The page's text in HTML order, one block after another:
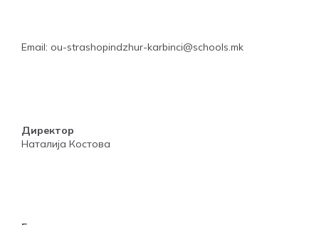
Email: ou-strashopindzhur-karbinci@schools.mk
Директор
Наталија Костова